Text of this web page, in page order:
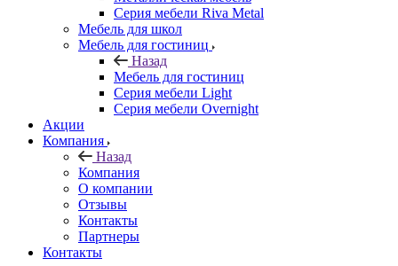
Серия мебели Riva Metal
Мебель для школ
Мебель для гостиниц
Назад
Мебель для гостиниц
Серия мебели Light
Серия мебели Overnight
Акции
Компания
Назад
Компания
О компании
Отзывы
Контакты
Партнеры
Контакты